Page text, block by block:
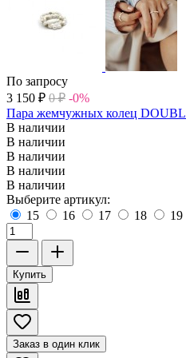
По запросу
3 150 ₽ 0 ₽ -0%
Пара жемчужных колец
В наличии
В наличии
В наличии
В наличии
В наличии
Выберите артикул:
15
16 17 18 19
Купить
Заказ в один клик